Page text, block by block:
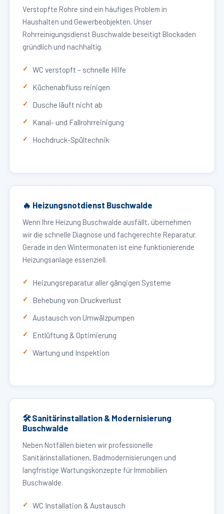
Verstopfte Rohre sind ein häufiges Problem in
Haushalten und Gewerbeobjekten. Unser
Rohrreinigungsdienst Buschwalde beseitigt Blockaden
gründlich und nachhaltig.
WC verstopft – schnelle Hilfe
Küchenabfluss reinigen
Dusche läuft nicht ab
Kanal- und Fallrohrreinigung
Hochdruck-Spültechnik
🔥 Heizungsnotdienst Buschwalde
Wenn Ihre Heizung Buschwalde ausfällt, übernehmen
wir die schnelle Diagnose und fachgerechte Reparatur.
Gerade in den Wintermonaten ist eine funktionierende
Heizungsanlage essenziell.
Heizungsreparatur aller gängigen Systeme
Behebung von Druckverlust
Austausch von Umwälzpumpen
Entlüftung & Optimierung
Wartung und Inspektion
🛠 Sanitärinstallation & Modernisierung
Buschwalde
Neben Notfällen bieten wir professionelle
Sanitärinstallationen, Badmodernisierungen und
langfristige Wartungskonzepte für Immobilien
Buschwalde.
WC Installation & Austausch